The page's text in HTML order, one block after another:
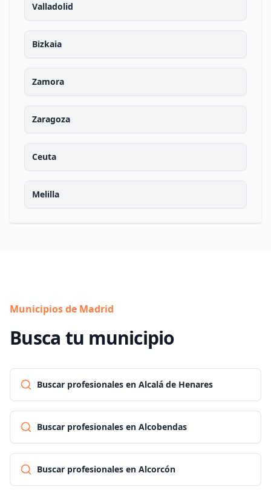
Valladolid
Bizkaia
Zamora
Zaragoza
Ceuta
Melilla
Municipios de Madrid
Busca tu municipio
Buscar profesionales en Alcalá de Henares
Buscar profesionales en Alcobendas
Buscar profesionales en Alcorcón